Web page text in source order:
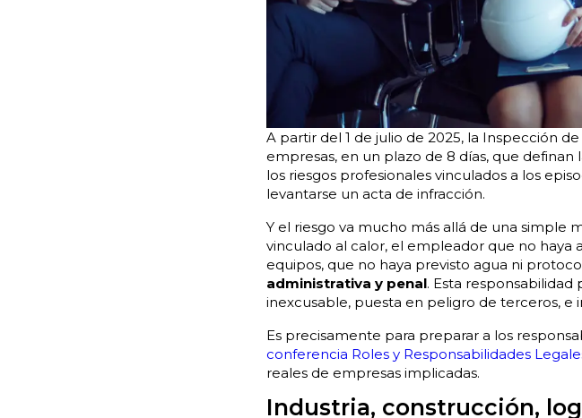
A partir del 1 de julio de 2025, la Inspección
empresas, en un plazo de 8 días, que
los riesgos profesionales vinculados a los
levantarse un acta de infracción.
Y el riesgo va mucho más allá de una simple
vinculado al calor, el empleador que no haya
equipos, que no haya previsto agua ni
administrativa y penal. Esta
inexcusable, puesta en peligro de terceros, e
Es precisamente para preparar a los
conferencia Roles y Responsabilidades
reales de empresas implicadas.
Industria, construcción,